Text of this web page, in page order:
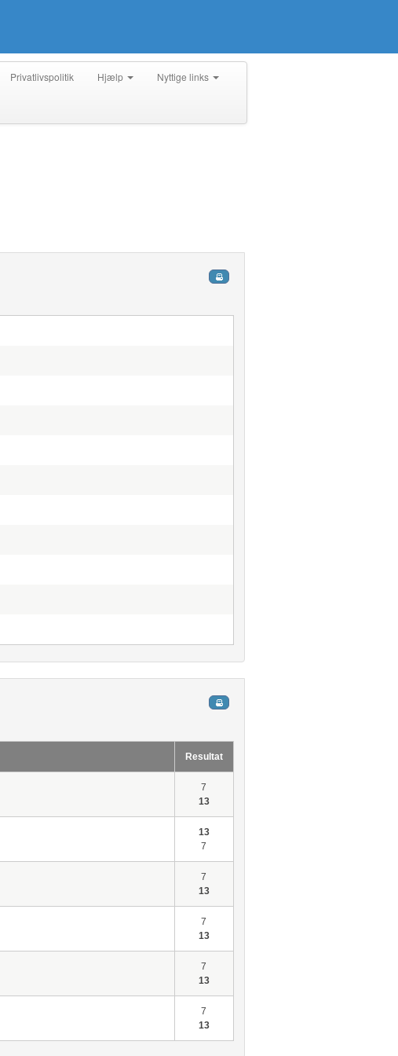
Privatlivspolitik Hjælp Nyttige links
Resultat
7
13
13
7
7
13
7
13
7
13
7
13